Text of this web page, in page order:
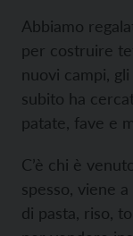
Abbiamo
per costruire
nuovi campi,
subito ha
patate, fave e
C’è chi è
spesso, viene
di pasta, riso,